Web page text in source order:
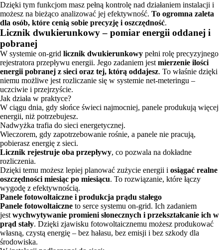
Dzięki tym funkcjom masz pełną kontrolę nad działaniem instalacji i
możesz na bieżąco analizować jej efektywność. To ogromna zaleta
dla osób, które cenią sobie precyzję i oszczędność.
Licznik dwukierunkowy – pomiar energii oddanej i
pobranej
W systemie on-grid licznik dwukierunkowy pełni rolę precyzyjnego
rejestratora przepływu energii. Jego zadaniem jest mierzenie ilości
energii pobranej z sieci oraz tej, którą oddajesz. To właśnie dzięki
niemu możliwe jest rozliczanie się w systemie net-meteringu –
uczciwie i przejrzyście.
Jak działa w praktyce?
W ciągu dnia, gdy słońce świeci najmocniej, panele produkują więcej
energii, niż potrzebujesz.
Nadwyżka trafia do sieci energetycznej.
Wieczorem, gdy zapotrzebowanie rośnie, a panele nie pracują,
pobierasz energię z sieci.
Licznik rejestruje oba przepływy, co pozwala na dokładne
rozliczenia.
Dzięki temu możesz lepiej planować zużycie energii i osiągać realne
oszczędności miesiąc po miesiącu. To rozwiązanie, które łączy
wygodę z efektywnością.
Panele fotowoltaiczne i produkcja prądu stałego
Panele fotowoltaiczne to serce systemu on-grid. Ich zadaniem
jest wychwytywanie promieni słonecznych i przekształcanie ich w
prąd stały. Dzięki zjawisku fotowoltaicznemu możesz produkować
własną, czystą energię – bez hałasu, bez emisji i bez szkody dla
środowiska.